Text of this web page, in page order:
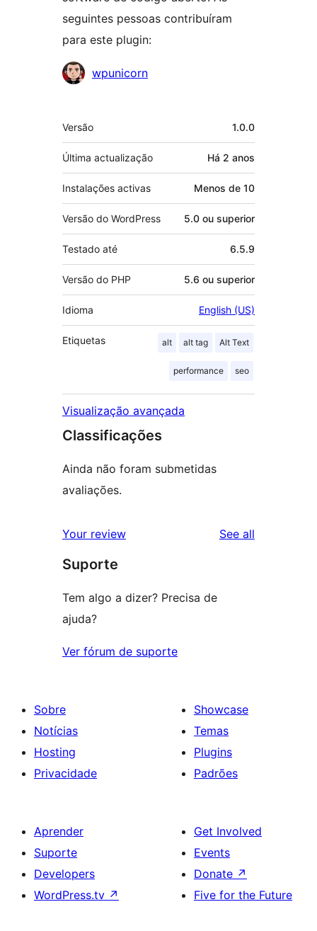
seguintes pessoas contribuíram
para este plugin:
Contribuidores
wpunicorn
Metadados
Versão 1.0.0
Última actualização Há 2 anos
Instalações activas Menos de 10
Versão do WordPress 5.0 ou superior
Testado até 6.5.9
Versão do PHP 5.6 ou superior
Idioma English (US)
Etiquetas alt alt tag Alt Text
performance seo
Visualização avançada
Classificações
Ainda não foram submetidas
avaliações.
Your review See all
Suporte
Tem algo a dizer? Precisa de
ajuda?
Ver fórum de suporte
Sobre
Notícias
Hosting
Privacidade
Showcase
Temas
Plugins
Padrões
Aprender
Suporte
Developers
WordPress.tv ↗
Get Involved
Events
Donate ↗
Five for the Future